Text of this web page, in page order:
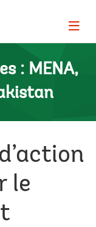
Page
: MENA,
le